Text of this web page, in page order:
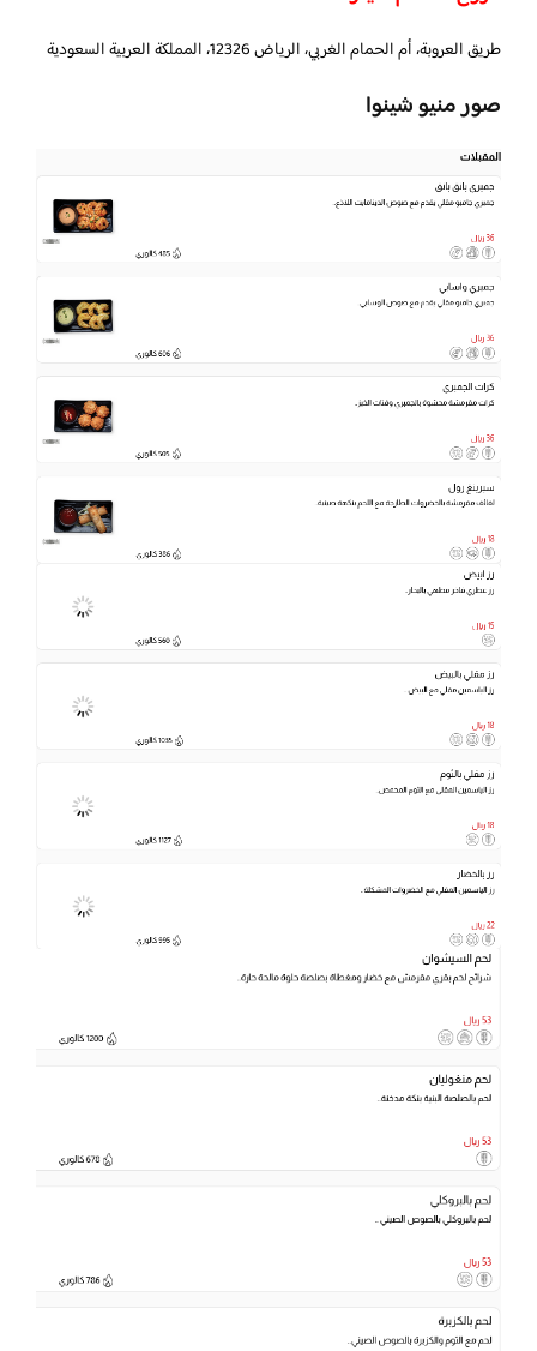
طريق العروبة، أم الحمام الغربي، الرياض 12326، المملكة العربية السعودية
صور منيو شينوا